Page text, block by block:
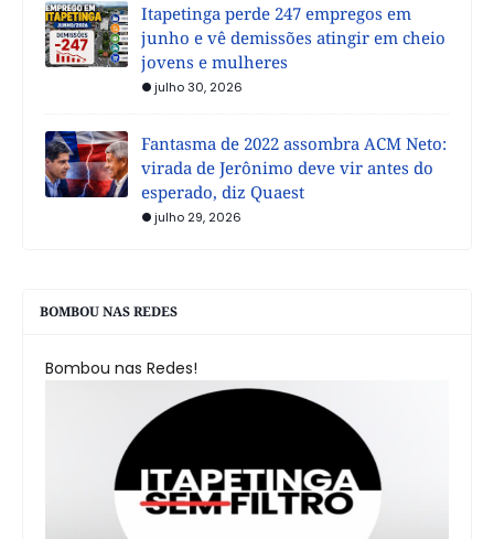
Itapetinga perde 247 empregos em
junho e vê demissões atingir em cheio
jovens e mulheres
julho 30, 2026
Fantasma de 2022 assombra ACM Neto:
virada de Jerônimo deve vir antes do
esperado, diz Quaest
julho 29, 2026
BOMBOU NAS REDES
Bombou nas Redes!